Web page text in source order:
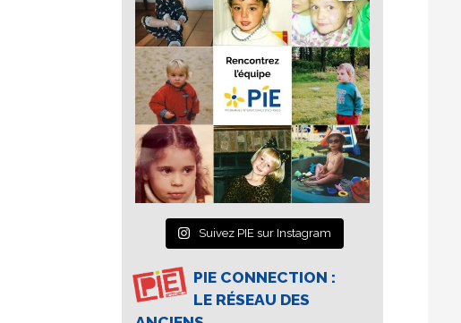
Suivez PIE sur Instagram
PIE CONNECTION :
LE RÉSEAU DES